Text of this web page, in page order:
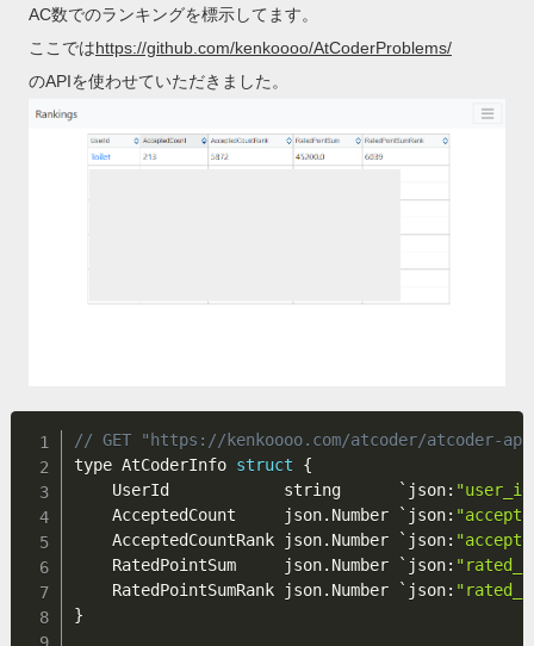
AC数でのランキングを標示してます。
ここではhttps://github.com/kenkoooo/AtCoderProblems/
のAPIを使わせていただきました。
// GET "https://kenkoooo.com/atcoder/atcoder-
type AtCoderInfo struct
{
    UserId            string      `json
:
    AcceptedCount     json
. Number `json:
    AcceptedCountRank json
. Number `json:
    RatedPointSum     json
. Number `json:
    RatedPointSumRank json
. Number `json:
}